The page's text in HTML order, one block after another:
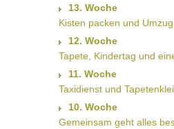
13. Woche
Kisten packen und
12. Woche
Tapete, Kindertag und
11. Woche
Taxidienst und
10. Woche
Gemeinsam geht alles